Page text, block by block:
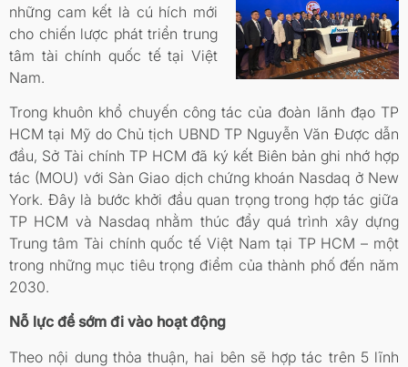
những cam kết là cú hích mới
cho chiến lược phát triển trung
tâm tài chính quốc tế tại Việt
Nam.
Trong khuôn khổ chuyến công tác của đoàn lãnh đạo TP
HCM tại Mỹ do Chủ tịch UBND TP Nguyễn Văn Được dẫn
đầu, Sở Tài chính TP HCM đã ký kết Biên bản ghi nhớ hợp
tác (MOU) với Sàn Giao dịch chứng khoán Nasdaq ở New
York. Đây là bước khởi đầu quan trọng trong hợp tác giữa
TP HCM và Nasdaq nhằm thúc đẩy quá trình xây dựng
Trung tâm Tài chính quốc tế Việt Nam tại TP HCM – một
trong những mục tiêu trọng điểm của thành phố đến năm
2030.
Nỗ lực để sớm đi vào hoạt động
Theo nội dung thỏa thuận, hai bên sẽ hợp tác trên 5 lĩnh